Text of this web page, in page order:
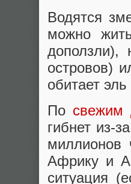
Водятся
можно
доползли),
островов)
обитает
По свежим
гибнет из-
миллионов
Африку и
ситуация